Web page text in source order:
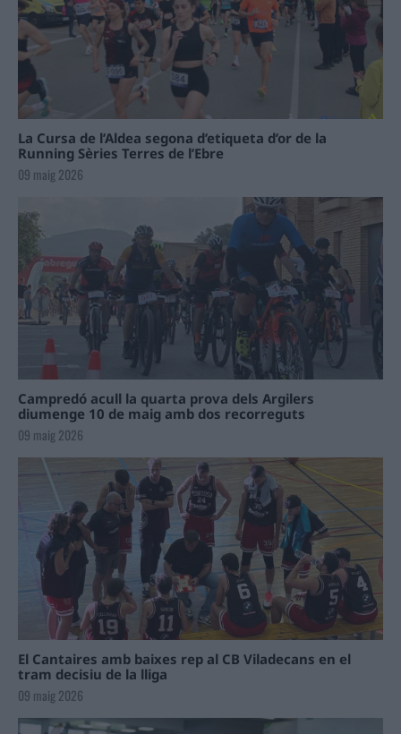
La Cursa de l’Aldea segona d’etiqueta d’or de la
Running Sèries Terres de l’Ebre
09 maig 2026
Campredó acull la quarta prova dels Argilers
diumenge 10 de maig amb dos recorreguts
09 maig 2026
El Cantaires amb baixes rep al CB Viladecans en el
tram decisiu de la lliga
09 maig 2026